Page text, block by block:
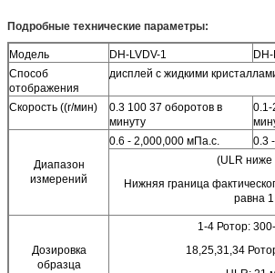
Подробные технические параметры:
Модель DH-LVDV-1
DH-
Способ
отображения
дисплей с жидкими
Скорость ((r/мин)
0.3 100 37 оборотов в
минуту
0.1-
Диапазон
измерений
0.6 - 2,000,000 мПа.с.
0.3
(ULR ниже
Нижняя граница
равна 1
Дозировка
образца
1-4 Ротор:
18,25,31,34